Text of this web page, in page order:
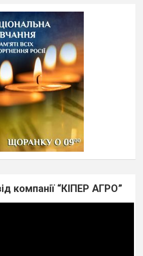
компанії “КІПЕР АГРО”